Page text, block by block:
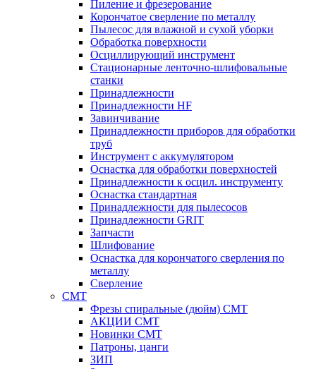
Пиление и фрезерование
Корончатое сверление по металлу
Пылесос для влажной и сухой уборки
Обработка поверхности
Осциллирующий инструмент
Стационарные ленточно-шлифовальные
станки
Принадлежности
Принадлежности HF
Завинчивание
Принадлежности приборов для обработки
труб
Инструмент с аккумулятором
Оснастка для обработки поверхностей
Принадлежности к осцил. инструменту
Оснастка стандартная
Принадлежности для пылесосов
Принадлежности GRIT
Запчасти
Шлифование
Оснастка для корончатого сверления по
металлу
Сверление
CMT
Фрезы спиральные (дюйм) СМТ
АКЦИИ СМТ
Новинки CMT
Патроны, цанги
ЗИП